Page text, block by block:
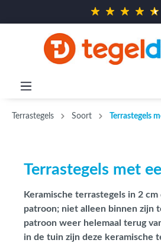
Terrastegels Soort Terrastegels
Terrastegels met
Keramische terrastegels in 2
patroon; niet alleen binnen zijn
patroon weer helemaal terug
in de tuin zijn deze keramische